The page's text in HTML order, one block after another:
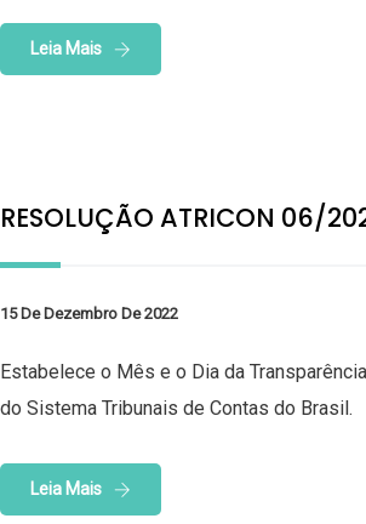
Leia Mais
RESOLUÇÃO ATRICON 06/
15 De Dezembro De 2022
Estabelece o Mês e o Dia da
do Sistema Tribunais de Contas do Brasil.
Leia Mais